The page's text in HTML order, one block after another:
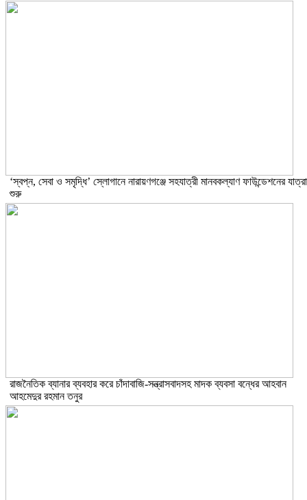
‘স্বপ্ন, সেবা ও সমৃদ্ধি’ স্লোগানে নারায়ণগঞ্জে সহযাত্রী মানবকল্যাণ ফাউন্ডেশনের যাত্রা
শুরু
রাজনৈতিক ব্যানার ব্যবহার করে চাঁদাবাজি-সন্ত্রাসবাদসহ মাদক ব্যবসা বন্ধের আহবান
আহমেদুর রহমান তনুর